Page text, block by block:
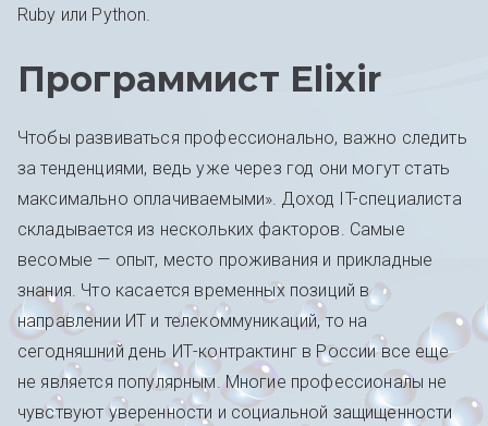
Ruby или Python.
Программист Elixir
Чтобы развиваться профессионально, важно следить
за тенденциями, ведь уже через год они могут стать
максимально оплачиваемыми». Доход IT-специалиста
складывается из нескольких факторов. Самые
весомые — опыт, место проживания и прикладные
знания. Что касается временных позиций в
направлении ИТ и телекоммуникаций, то на
сегодняшний день ИТ-контрактинг в России все еще
не является популярным. Многие профессионалы не
чувствуют уверенности и социальной защищенности